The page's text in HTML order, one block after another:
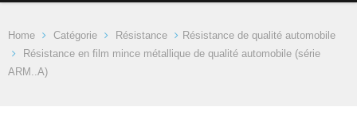
Home Catégorie Résistance
Résistance de qualité automobile
Résistance en film mince métallique de qualité automobile (série
ARM..A)